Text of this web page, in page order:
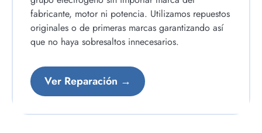
fabricante, motor ni potencia. Utilizamos repuestos
originales o de primeras marcas garantizando así
que no haya sobresaltos innecesarios.
Ver Reparación →